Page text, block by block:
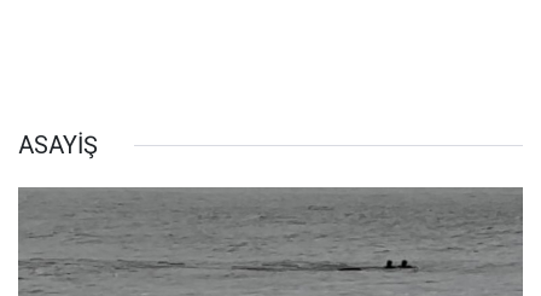
ASAYİŞ